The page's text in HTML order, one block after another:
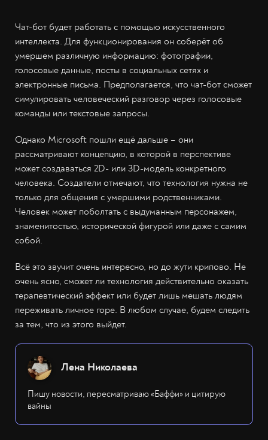
Чат-бот будет работать с помощью искусственного
интеллекта. Для функционирования он соберёт об
умершем различную информацию: фотографии,
голосовые данные, посты в социальных сетях и
электронные письма. Предполагается, что чат-бот сможет
симулировать человеческий разговор через голосовые
команды или текстовые запросы.
Однако Microsoft пошли ещё дальше – они
рассматривают концепцию, в которой в перспективе
может создаваться 2D- или 3D-модель конкретного
человека. Создатели отмечают, что технология нужна не
только для общения с умершими родственниками.
Человек может поболтать с выдуманным персонажем,
знаменитостью, исторической фигурой или даже с самим
собой.
Всё это звучит очень интересно, но до жути крипово. Не
очень ясно, сможет ли технология действительно оказать
терапевтический эффект или будет лишь мешать людям
переживать личное горе. В любом случае, будем следить
за тем, что из этого выйдет.
Лена Николаева
Пишу новости, пересматриваю «Баффи» и цитирую
вайны